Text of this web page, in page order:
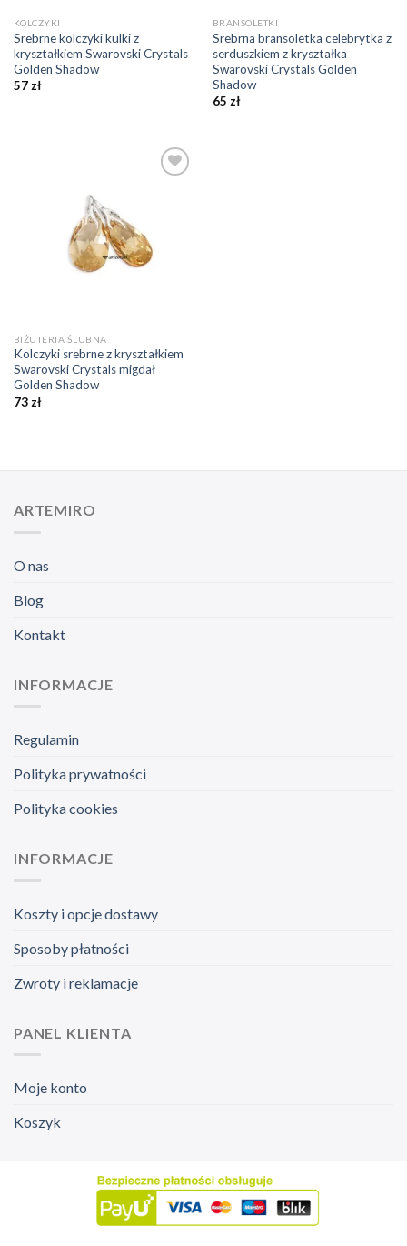
KOLCZYKI
Srebrne kolczyki kulki z
kryształkiem Swarovski Crystals
Golden Shadow
57 zł
BRANSOLETKI
Srebrna bransoletka celebrytka z
serduszkiem z kryształka
Swarovski Crystals Golden
Shadow
65 zł
BIŻUTERIA ŚLUBNA
Kolczyki srebrne z kryształkiem
Swarovski Crystals migdał
Golden Shadow
73 zł
ARTEMIRO
O nas
Blog
Kontakt
INFORMACJE
Regulamin
Polityka prywatności
Polityka cookies
INFORMACJE
Koszty i opcje dostawy
Sposoby płatności
Zwroty i reklamacje
PANEL KLIENTA
Moje konto
Koszyk